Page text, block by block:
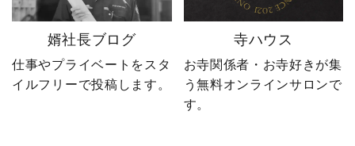
DM・公式LINEからお気
軽にどうぞ📩 #やじ社長 #
卒塔婆 #卒塔婆屋さん #日
の出町 婿社長
婿社長ブログ
仕事やプライベートをスタ
イルフリーで投稿します。
寺ハウス
お寺関係者・お寺好きが集
う無料オンラインサロンで
す。